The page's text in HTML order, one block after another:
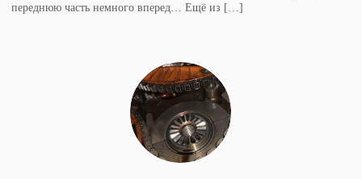
переднюю часть немного вперед… Ещё из […]